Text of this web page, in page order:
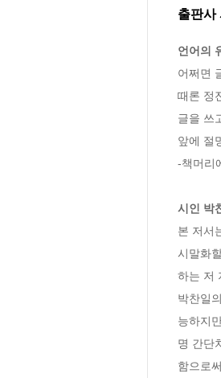
출판사
언어의
어쩌면
때론 정
글을 쓰
앞에 절
-책머리
시인 박
본 저서
시말화
하는 저
박찬일
능하지
명 간단
함으로